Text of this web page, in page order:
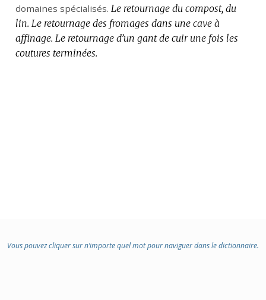
domaines spécialisés. Le retournage du compost, du
lin. Le retournage des fromages dans une cave à
affinage. Le retournage d’un gant de cuir une fois les
coutures terminées.
Vous pouvez cliquer sur n’importe quel mot pour naviguer dans le dictionnaire.